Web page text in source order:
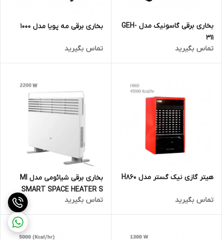
بخاری برقی گاسونیک مدل GEH-
311
تماس بگیرید
بخاری برقی مه پویا مدل 1000
تماس بگیرید
هیتر گازی نیک گستر مدل H860
تماس بگیرید
بخاری برقی شیائومی مدل MI
SMART SPACE HEATER S
تماس بگیرید